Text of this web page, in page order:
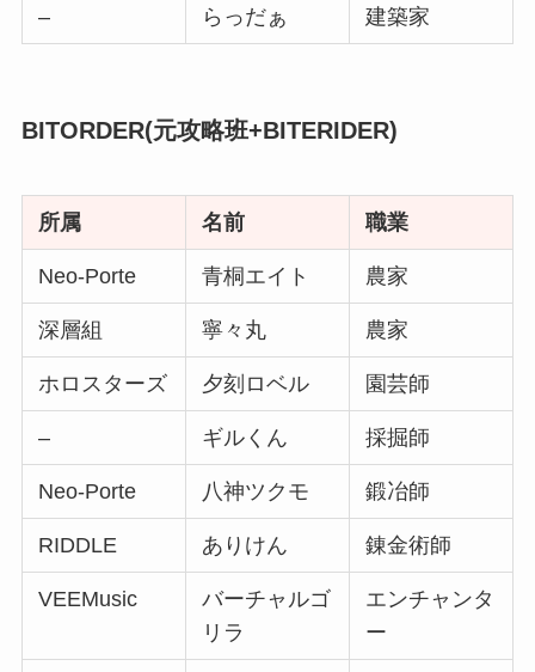
– らっだぁ 建築家
BITORDER(元攻略班+BITERIDER)
所属 名前 職業
Neo-Porte 青桐エイト 農家
深層組 寧々丸 農家
ホロスターズ 夕刻ロベル 園芸師
– ギルくん 採掘師
Neo-Porte 八神ツクモ 鍛冶師
RIDDLE ありけん 錬金術師
VEEMusic
バーチャルゴ
リラ
エンチャンタ
ー